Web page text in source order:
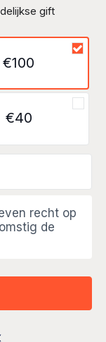
gift
€100
€40
recht op
de